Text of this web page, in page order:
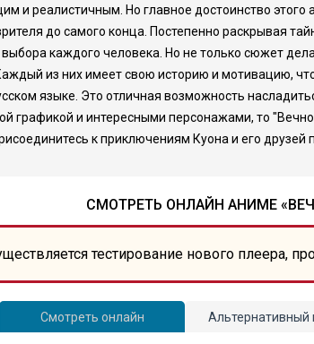
и реалистичным. Но главное достоинство
до самого конца. Постепенно раскрывая
каждого человека. Но не только сюжет
из них имеет свою историю и мотивацию,
языке. Это отличная возможность
графикой и интересными персонажами, то
к приключениям Куона и его друзей
СМОТРЕТЬ ОНЛАЙН АНИМЕ
тестирование нового плеера,
Смотреть онлайн Альтернативный